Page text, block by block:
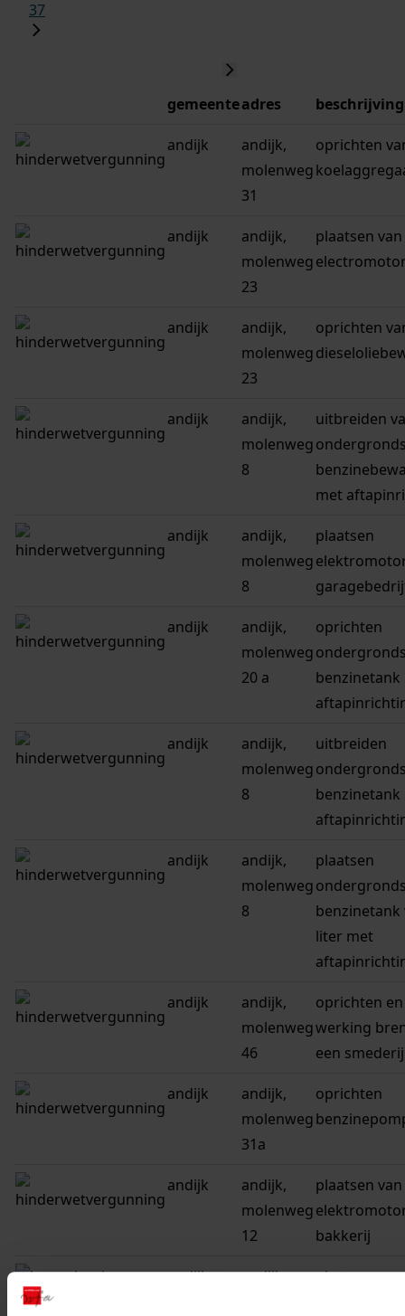
37
gemeenteadres beschrijving
andijk
andijk,
molenweg
31
oprichten
andijk
andijk,
molenweg
23
plaatsen
andijk
andijk,
molenweg
23
oprichten
andijk
andijk,
molenweg
8
uitbreiden
met
andijk
andijk,
molenweg
8
plaatsen
andijk
andijk,
molenweg
20 a
oprichten
benzinetank
andijk
andijk,
molenweg
8
uitbreiden
benzinetank
andijk
andijk,
molenweg
8
plaatsen
benzinetank
liter met
andijk
andijk,
molenweg
46
oprichten
werking
een smederij
andijk
andijk,
molenweg
31a
oprichten
andijk
andijk,
molenweg
12
plaatsen
bakkerij
andijk
andijk,
plaatsen